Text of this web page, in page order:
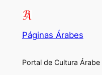
Páginas Árabes
Portal de Cultura Árabe